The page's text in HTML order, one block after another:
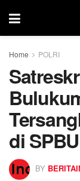
Home POLRI
di
BY